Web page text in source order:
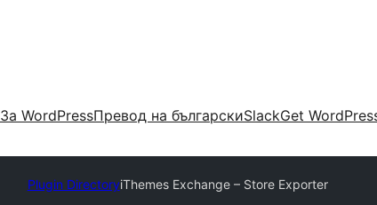
За WordPressПревод на българскиSlackGet
Plugin DirectoryiThemes Exchange – Store Exporter